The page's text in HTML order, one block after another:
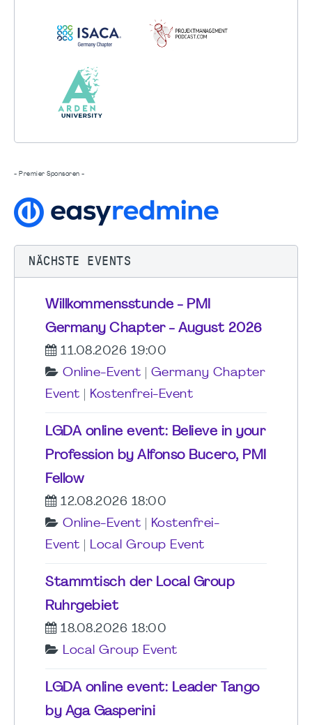
- Premier Sponsoren -
NÄCHSTE EVENTS
Willkommensstunde - PMI
Germany Chapter - August 2026
11.08.2026 19:00
Online-Event
Germany Chapter
Event
Kostenfrei-Event
LGDA online event: Believe in your
Profession by Alfonso Bucero, PMI
Fellow
12.08.2026 18:00
Online-Event
Kostenfrei-
Event
Local Group Event
Stammtisch der Local Group
Ruhrgebiet
18.08.2026 18:00
Local Group Event
LGDA online event: Leader Tango
by Aga Gasperini